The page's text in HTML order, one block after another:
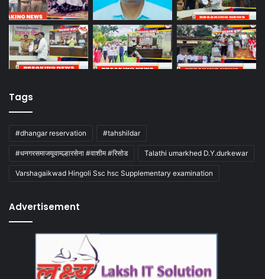
Tags
#dhangar reservation #tahshildar
#धनगरसमाजयूवामल्हारसेना #वाशीम #रिसोड Talathi umarkhed D.Y.durkewar
Varshagaikwad Hingoli Ssc hsc Supplementary examination
Advertisement